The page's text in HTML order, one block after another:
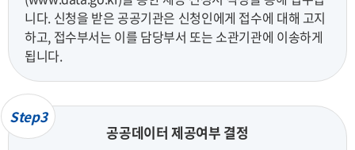
니다. 신청을 받은 공공기관은 신청인에게 접수에 대해 고지
하고, 접수부서는 이를 담당부서 또는 소관기관에 이송하게
됩니다.
Step3
공공데이터 제공여부 결정